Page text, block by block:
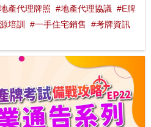
產代理牌照 #地產代理協議 #E牌
培訓 #一手住宅銷售 #考牌資訊